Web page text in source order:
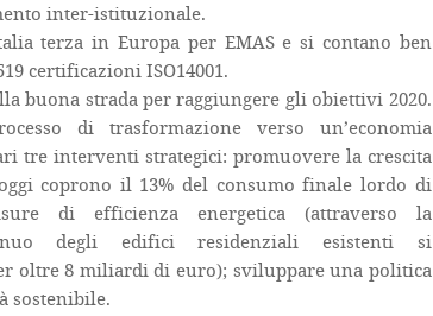
inter-istituzionale.
terza in Europa per EMAS e si contano ben
certificazioni ISO14001.
buona strada per raggiungere gli obiettivi 2020.
di trasformazione verso un’economia
tre interventi strategici: promuovere la crescita
coprono il 13% del consumo finale lordo di
di efficienza energetica (attraverso la
degli edifici residenziali esistenti si
oltre 8 miliardi di euro); sviluppare una politica
sostenibile.